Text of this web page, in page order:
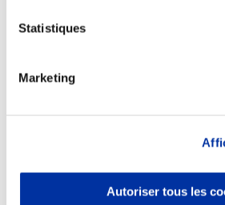
Statistiques
Marketing
Autoriser tous les
Alimentation de qualité,